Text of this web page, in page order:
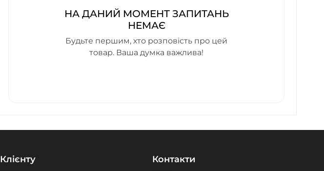
НА ДАНИЙ МОМЕНТ ЗАПИТАНЬ
НЕМАЄ
Будьте першим, хто розповість про цей
товар. Ваша думка важлива!
Клієнту Контакти